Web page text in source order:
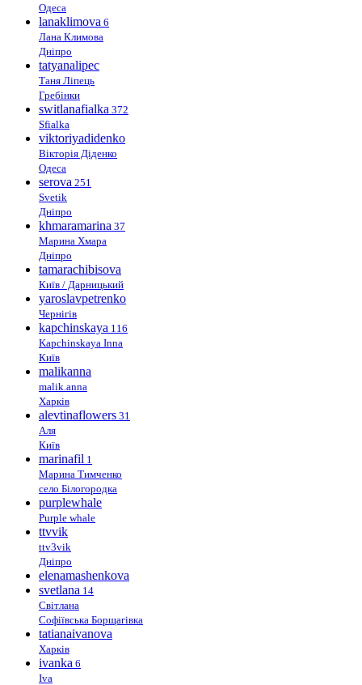
Одеса
lanaklimova 6
Лана Климова
Дніпро
tatyanalipec
Таня Ліпець
Гребінки
switlanafialka 372
Sfialka
viktoriyadidenko
Вікторія Діденко
Одеса
serova 251
Svetik
Дніпро
khmaramarina 37
Марина Хмара
Дніпро
tamarachibisova
Київ / Дарницький
yaroslavpetrenko
Чернігів
kapchinskaya 116
Kapchinskaya Inna
Київ
malikanna
malik.anna
Харків
alevtinaflowers 31
Аля
Київ
marinafil 1
Марина Тимченко
село Білогородка
purplewhale
Purple whale
ttvvik
ttv3vik
Дніпро
elenamashenkova
svetlana 14
Світлана
Софіївська Борщагівка
tatianaivanova
Харків
ivanka 6
Iva